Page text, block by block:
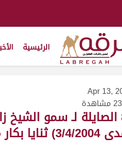
الرئيسية
Apr 13,
ش8 الصايلة لـ سمو
مفتوح 13:42:06